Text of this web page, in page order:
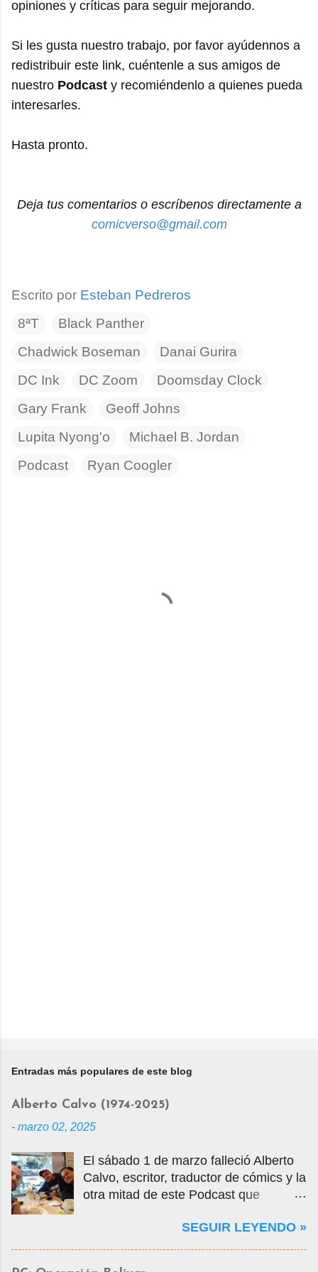
opiniones y críticas para seguir mejorando.
Si les gusta nuestro trabajo, por favor ayúdennos a
redistribuir este link, cuéntenle a sus amigos de
nuestro Podcast y recomiéndenlo a quienes pueda
interesarles.
Hasta pronto.
Deja tus comentarios o escríbenos directamente a
comicverso@gmail.com
Escrito por Esteban Pedreros
8ªT
Black Panther
Chadwick Boseman
Danai Gurira
DC Ink
DC Zoom
Doomsday Clock
Gary Frank
Geoff Johns
Lupita Nyong'o
Michael B. Jordan
Podcast
Ryan Coogler
Entradas más populares de este blog
Alberto Calvo (1974-2025)
- marzo 02, 2025
El sábado 1 de marzo falleció Alberto
Calvo, escritor, traductor de cómics y la
otra mitad de este Podcast que
14 años. La foto que ven es una selfie
SEGUIR LEYENDO »